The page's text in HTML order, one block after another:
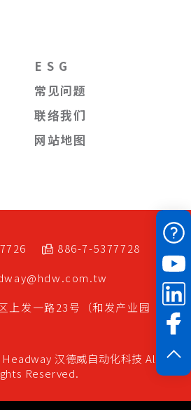
E S G
常见问题
联络我们
网站地图
886-7-5377728
上发一路23号（和发产业园
汉德威自动化科技 All
Reserved.